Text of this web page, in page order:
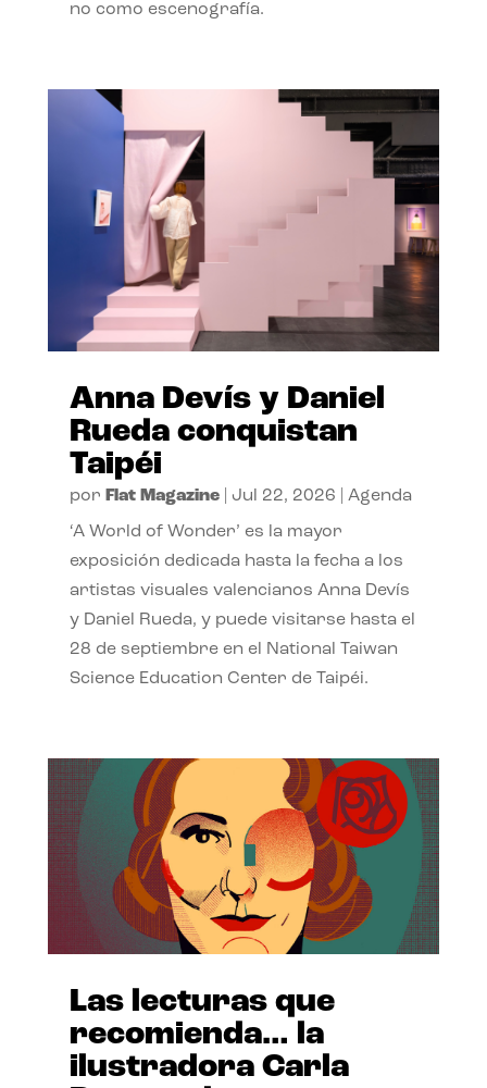
no como escenografía.
Anna Devís y Daniel
Rueda conquistan
Taipéi
por Flat Magazine| Jul 22, 2026 Agenda
‘A World of Wonder’ es la mayor
exposición dedicada hasta la fecha a los
artistas visuales valencianos Anna Devís
y Daniel Rueda, y puede visitarse hasta el
28 de septiembre en el National Taiwan
Science Education Center de Taipéi.
Las lecturas que
recomienda… la
ilustradora Carla